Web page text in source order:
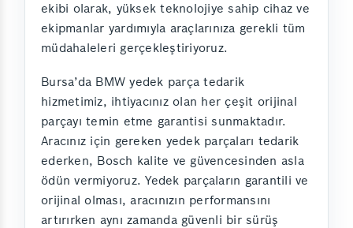
ekibi olarak, yüksek teknolojiye sahip cihaz ve
ekipmanlar yardımıyla araçlarınıza gerekli tüm
müdahaleleri gerçekleştiriyoruz.
Bursa’da BMW yedek parça tedarik
hizmetimiz, ihtiyacınız olan her çeşit orijinal
parçayı temin etme garantisi sunmaktadır.
Aracınız için gereken yedek parçaları tedarik
ederken, Bosch kalite ve güvencesinden asla
ödün vermiyoruz. Yedek parçaların garantili ve
orijinal olması, aracınızın performansını
artırırken aynı zamanda güvenli bir sürüş